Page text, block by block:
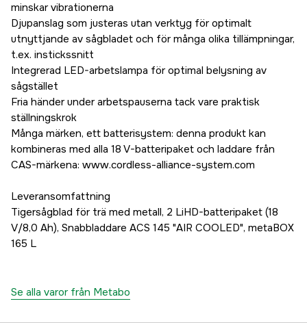
minskar vibrationerna
Djupanslag som justeras utan verktyg för optimalt
utnyttjande av sågbladet och för många olika tillämpningar,
t.ex. instickssnitt
Integrerad LED-arbetslampa för optimal belysning av
sågstället
Fria händer under arbetspauserna tack vare praktisk
ställningskrok
Många märken, ett batterisystem: denna produkt kan
kombineras med alla 18 V-batteripaket och laddare från
CAS-märkena: www.cordless-alliance-system.com
Leveransomfattning
Tigersågblad för trä med metall, 2 LiHD-batteripaket (18
V/8,0 Ah), Snabbladdare ACS 145 "AIR COOLED", metaBOX
165 L
Se alla varor från Metabo